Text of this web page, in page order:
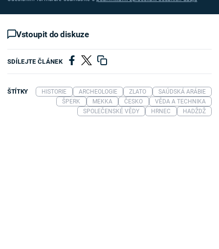
Vstoupit do diskuze
SDÍLEJTE ČLÁNEK
ŠTÍTKY HISTORIE ARCHEOLOGIE ZLATO
SAÚDSKÁ ARÁBIE
ŠPERK
MEKKA ČESKO
VĚDA A TECHNIKA
SPOLEČENSKÉ VĚDY
HRNEC HADŽDŽ